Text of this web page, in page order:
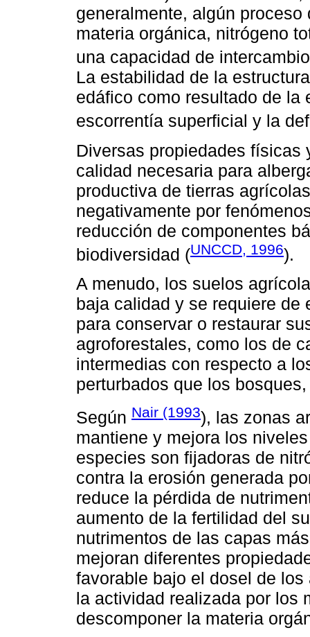
generalmente, algún
materia orgánica, nitrógeno
una capacidad de
La estabilidad de la
edáfico como resultado de la
escorrentía superficial y la
Diversas propiedades
calidad necesaria para
productiva de tierras
negativamente por
reducción de componentes
biodiversidad (UNCCD, 1996).
A menudo, los suelos
baja calidad y se requiere
para conservar o restaurar
agroforestales, como los de
intermedias con respecto a
perturbados que los
Según Nair (1993), las zonas
mantiene y mejora los
especies son fijadoras de
contra la erosión generada
reduce la pérdida de
aumento de la fertilidad del
nutrimentos de las capas
mejoran diferentes
favorable bajo el dosel de
la actividad realizada por los
descomponer la materia